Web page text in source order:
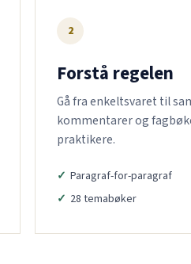
2
Forstå regelen
Gå fra enkeltsvaret til
kommentarer og
praktikere.
Paragraf-for-paragraf
28 temabøker